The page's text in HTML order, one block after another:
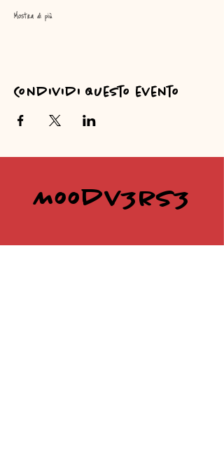
Mostra di più
Condividi questo evento
Moodv3rs3